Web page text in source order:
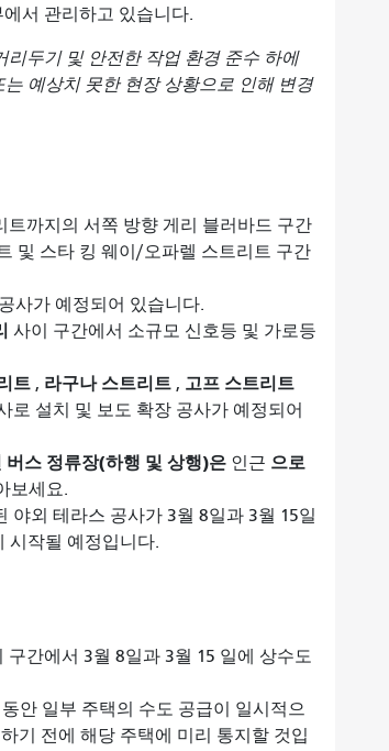
서 관리하고 있습니다.
두기 및 안전한 작업 환경 준수 하에
예상치 못한 현장 상황으로 인해 변경
트까지의 서쪽 방향 게리 블러바드 구간
및 스타 킹 웨이/오파렐 스트리트 구간
사가 예정되어 있습니다.
사이 구간에서 소규모 신호등 및 가로등
트 , 라구나 스트리트 , 고프 스트리트
설치 및 보도 확장 공사가 예정되어
스 정류장(하행 및 상행)은 인근 으로
보세요.
야외 테라스 공사가 3월 8일과 3월 15일
시작될 예정입니다.
구간에서 3월 8일과 3월 15 일에 상수도
안 일부 주택의 수도 공급이 일시적으
기 전에 해당 주택에 미리 통지할 것입